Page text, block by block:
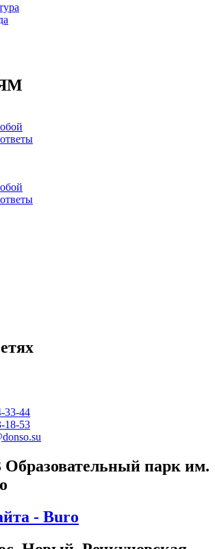
33-44
18-53
Образовательный парк им.
- Buro